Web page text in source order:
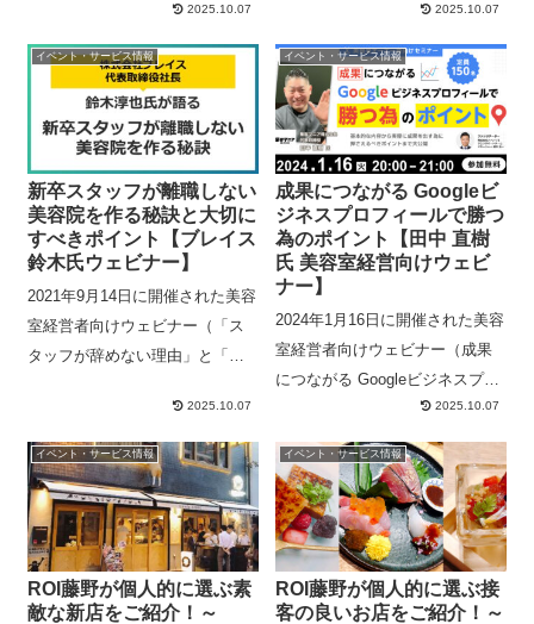
予約率98％の理由～）の内容の
一部をまとめたものです。アー
カイブページから当日の映像を
閲覧いただけます。
2025.10.07
とその先に見据える世界とは）
の内容の一部をまとめたもので
す。アーカイブページから当日
の内容を映像にて閲覧いただけ
ます。
2025.10.07
イベント・サービス情報
新卒スタッフが離職しない
美容院を作る秘訣と大切に
すべきポイント【ブレイス
鈴木氏ウェビナー】
2021年9月14日に開催された美容
室経営者向けウェビナー（「ス
タッフが辞めない理由」と「お
ンづくりのスペシャリストが語
るオンラインセミナー実施）の
内容の一部をまとめたもので
す。アーカイブページから当日
の映像を閲覧いただけます。
2025.10.07
イベント・サービス情報
成果につながる Googleビ
ジネスプロフィールで勝つ
為のポイント【田中 直樹
氏 美容室経営向けウェビ
ナー】
2024年1月16日に開催された美容
室経営者向けウェビナー（成果
につながる Googleビジネスプロ
フィールで勝つ為のポイント）
の内容の一部をまとめたもので
す。アーカイブページから当日
の映像を閲覧いただけます。
2025.10.07
イベント・サービス情報
ROI藤野が個人的に選ぶ素
敵な新店をご紹介！～
イベント・サービス情報
ROI藤野が個人的に選ぶ接
客の良いお店をご紹介！～